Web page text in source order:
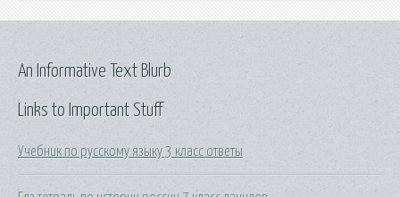
Links to Important Stuff
Учебник по русскому языку 3 класс ответы
An Informative Text Blurb